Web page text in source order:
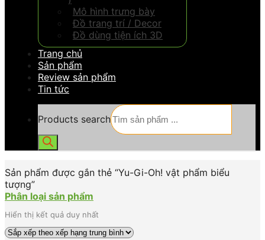
Mô hình trưng bày
Đồ trang trí / Decor
Đồ dùng tiện ích 3D
Trang chủ
Sản phẩm
Review sản phẩm
Tin tức
Products search
Sản phẩm được gắn thẻ “Yu-Gi-Oh! vật phẩm biểu
tượng”
Phân loại sản phẩm
Hiển thị kết quả duy nhất